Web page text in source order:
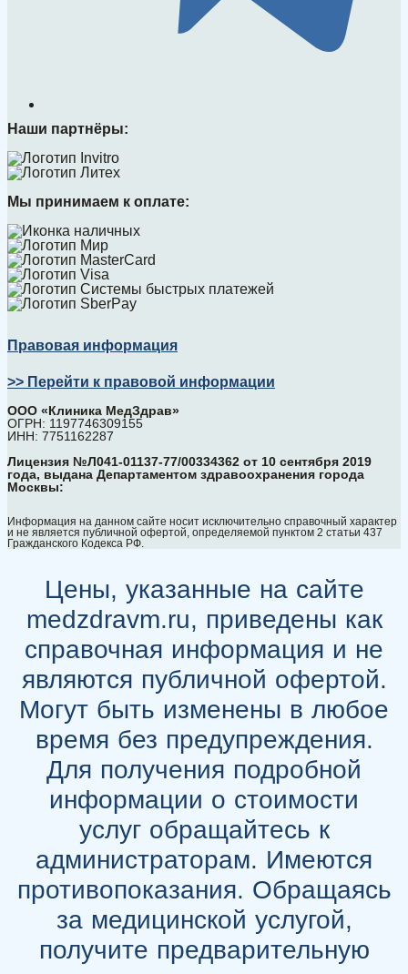
Наши партнёры:
Мы принимаем к оплате:
Правовая информация
>> Перейти к правовой информации
ООО «Клиника МедЗдрав»
ОГРН: 1197746309155
ИНН: 7751162287
Лицензия №Л041-01137-77/00334362 от 10 сентября 2019
года, выдана Департаментом здравоохранения города
Москвы:
Информация на данном сайте носит исключительно справочный характер
и не является публичной офертой, определяемой пунктом 2 статьи 437
Гражданского Кодекса РФ.
Цены, указанные на сайте
medzdravm.ru, приведены как
справочная информация и не
являются публичной офертой.
Могут быть изменены в любое
время без предупреждения.
Для получения подробной
информации о стоимости
услуг обращайтесь к
администраторам. Имеются
противопоказания. Обращаясь
за медицинской услугой,
получите предварительную